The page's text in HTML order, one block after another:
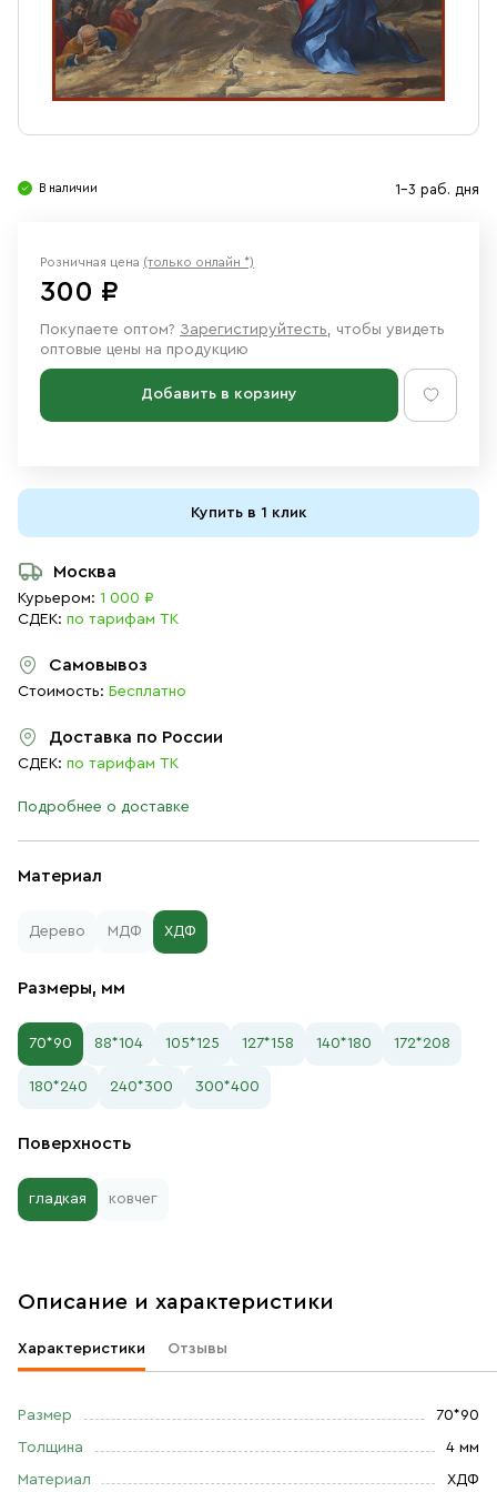
Свечи
Ювелирные изделия
В наличии 1-3 раб. дня
Материал
Дерево МДФ ХДФ
Размеры, мм
70*90 88*104 105*125 127*158 140*180 172*208
180*240 240*300 300*400
Поверхность
гладкая ковчег
Розничная цена (только онлайн *)
300 ₽
Покупаете оптом? Зарегистируйтесть , чтобы увидеть
оптовые цены на продукцию
Добавить в корзину
Купить в 1 клик
Москва
Курьером: 1 000 ₽
СДЕК: по тарифам ТК
Самовывоз
Стоимость: Бесплатно
Доставка по России
СДЕК: по тарифам ТК
Подробнее о доставке
Описание и характеристики
Характеристики Отзывы
Размер 70*90
Толщина 4 мм
Материал ХДФ